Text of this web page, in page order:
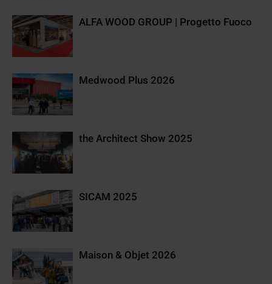
ALFA WOOD GROUP | Progetto Fuoco
Medwood Plus 2026
the Architect Show 2025
SICAM 2025
Maison & Objet 2026